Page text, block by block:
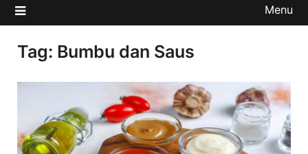
Menu
Tag: Bumbu dan Saus